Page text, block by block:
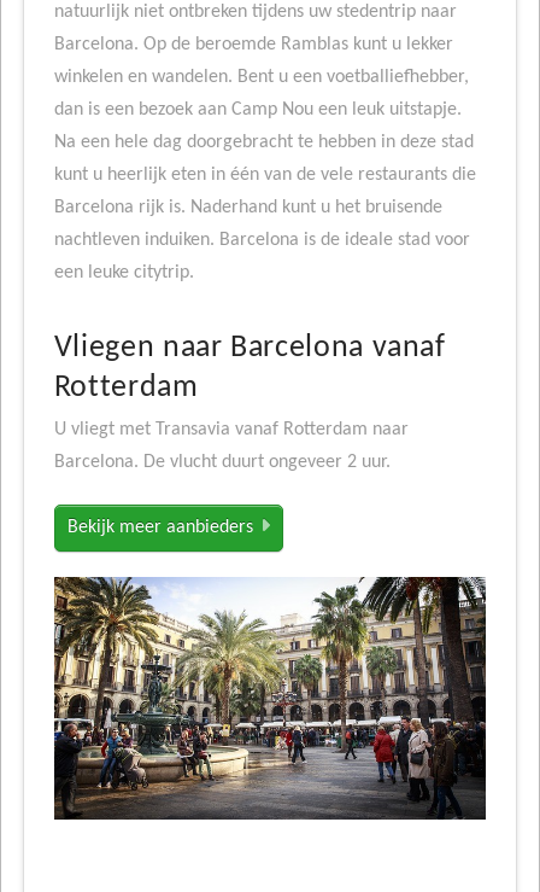
natuurlijk niet ontbreken tijdens uw stedentrip naar
Barcelona. Op de beroemde Ramblas kunt u lekker
winkelen en wandelen. Bent u een voetballiefhebber,
dan is een bezoek aan Camp Nou een leuk uitstapje.
Na een hele dag doorgebracht te hebben in deze stad
kunt u heerlijk eten in één van de vele restaurants die
Barcelona rijk is. Naderhand kunt u het bruisende
nachtleven induiken. Barcelona is de ideale stad voor
een leuke citytrip.
Vliegen naar Barcelona vanaf
Rotterdam
U vliegt met Transavia vanaf Rotterdam naar
Barcelona. De vlucht duurt ongeveer 2 uur.
Bekijk meer aanbieders